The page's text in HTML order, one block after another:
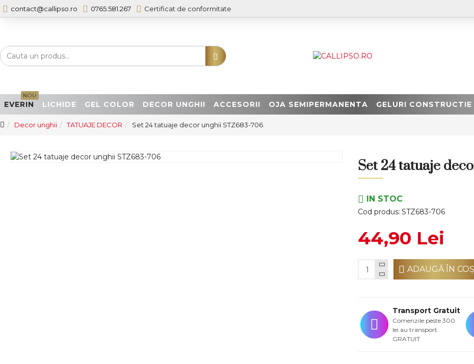
contact@callipso.ro 0765.581.267 Certificat de conformitate
EVERIN
NOU
LICHIDE GEL COLOR DECOR UNGHII ACCESORII OJA SEMIPERMANENTA GELURI CONSTRUCTIE
Decor unghii TATUAJE DECOR Set 24 tatuaje decor unghii STZ683-706
Set 24 tatuaje
IN STOC
Cod produs: STZ683-706
44,90 Lei
ADAUGĂ ÎN COŞ
Transport Gratuit
Comenzile peste 300
lei au transport
GRATUIT